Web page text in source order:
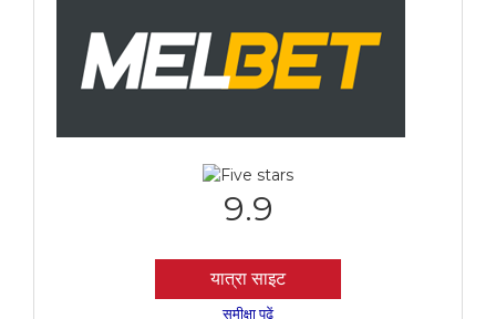
9.9
यात्रा साइट
समीक्षा पढ़ें